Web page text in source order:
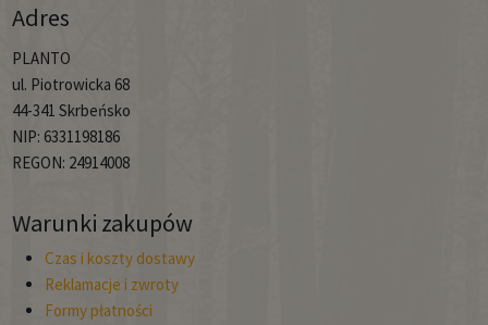
Adres
PLANTO
ul. Piotrowicka 68
44-341 Skrbeńsko
NIP: 6331198186
REGON: 24914008
Warunki zakupów
Czas i koszty dostawy
Reklamacje i zwroty
Formy płatności